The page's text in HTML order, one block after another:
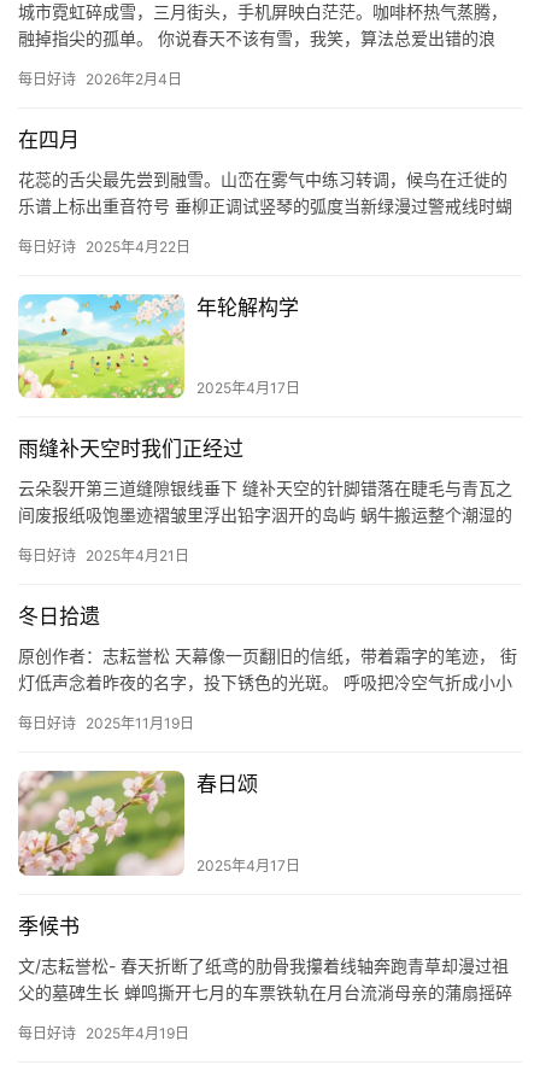
好
诗
城市霓虹碎成雪，三月街头，手机屏映白茫茫。咖啡杯热气蒸腾，
融掉指尖的孤单。 你说春天不该有雪，我笑，算法总爱出错的浪
fe…
每日好诗 2026年2月4日
在四月
花蕊的舌尖最先尝到融雪。山峦在雾气中练习转调，候鸟在迁徙的
乐谱上标出重音符号 垂柳正调试竖琴的弧度当新绿漫过警戒线时蝴
那…
每日好诗 2025年4月22日
年轮解构学
2025年4月17日
雨缝补天空时我们正经过
云朵裂开第三道缝隙银线垂下 缝补天空的针脚错落在睫毛与青瓦之
间废报纸吸饱墨迹褶皱里浮出铅字洇开的岛屿 蜗牛搬运整个潮湿的
——…
每日好诗 2025年4月21日
冬日拾遗
原创作者：志耘誉松 天幕像一页翻旧的信纸，带着霜字的笔迹， 街
灯低声念着昨夜的名字，投下锈色的光斑。 呼吸把冷空气折成小小
每日好诗 2025年11月19日
春日颂
2025年4月17日
季候书
文/志耘誉松- 春天折断了纸鸢的肋骨我攥着线轴奔跑青草却漫过祖
父的墓碑生长 蝉鸣撕开七月的车票铁轨在月台流淌母亲的蒲扇摇碎
每日好诗 2025年4月19日